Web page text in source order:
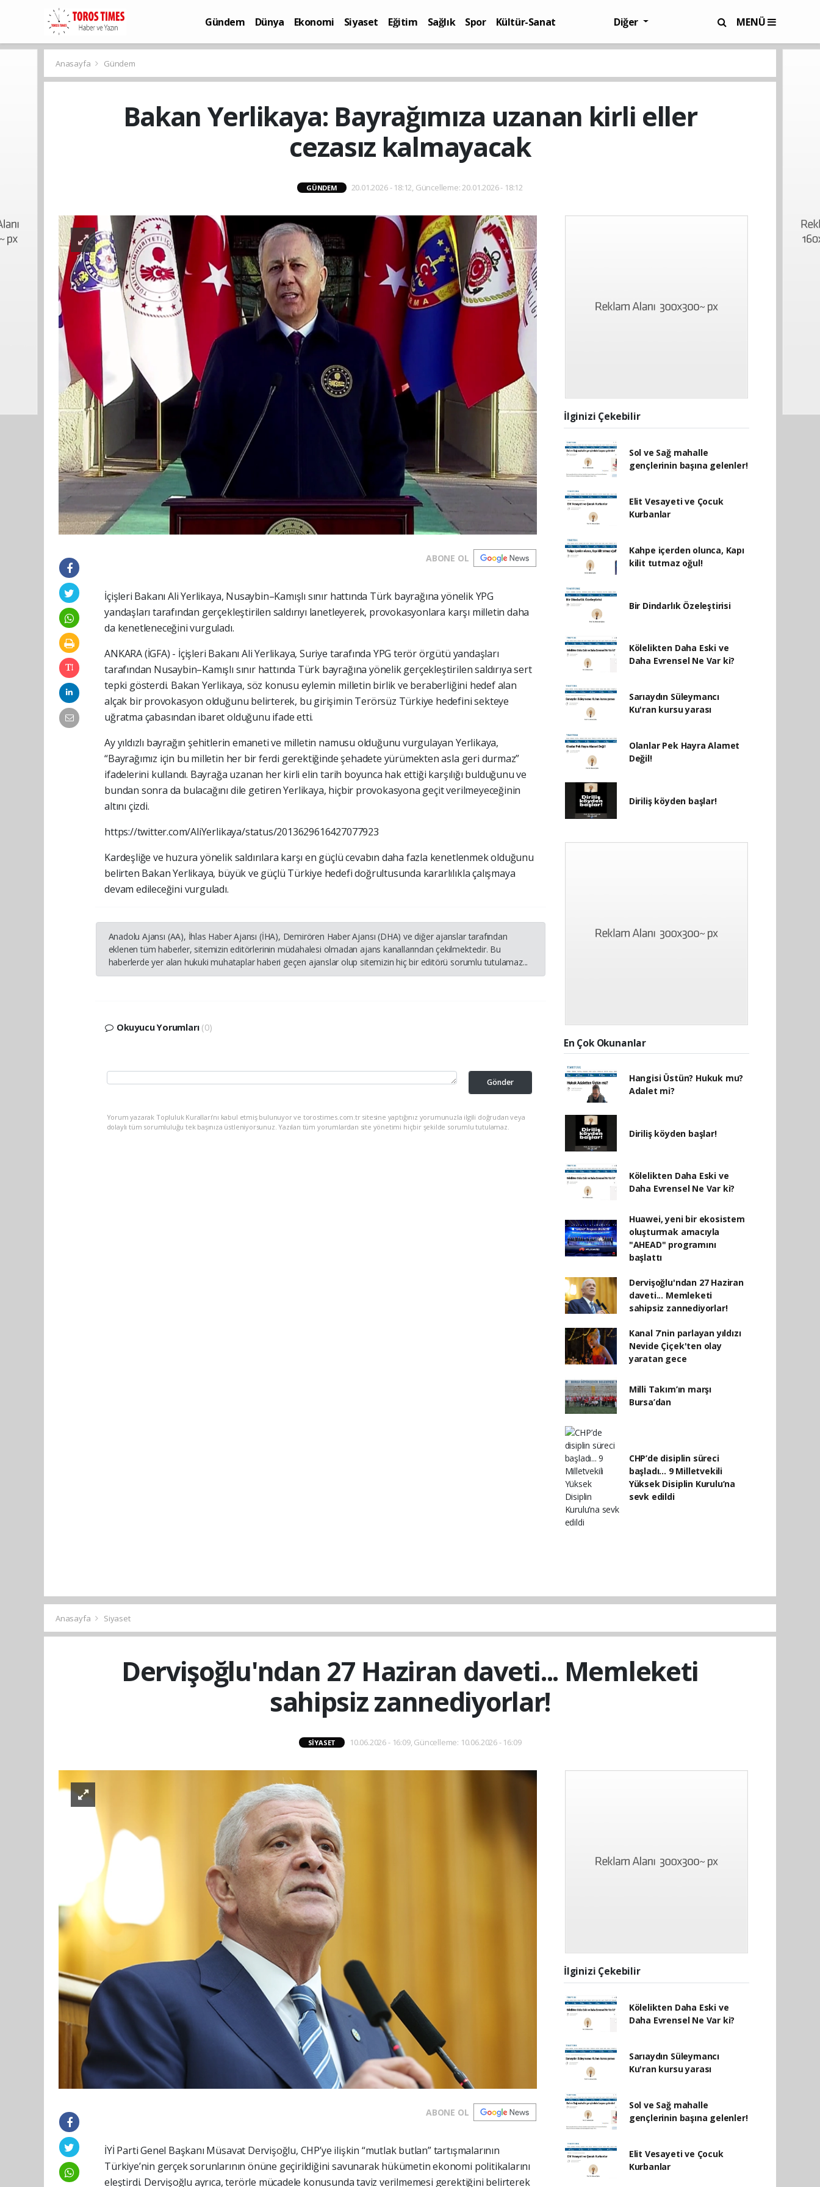
Gündem Dünya Ekonomi Siyaset Eğitim Sağlık Spor
Kültür-Sanat
Diğer MENÜ
Anasayfa Gündem
Bakan Yerlikaya: Bayrağımıza uzanan kirli eller
cezasız kalmayacak
GÜNDEM 20.01.2026 - 18:12, Güncelleme: 20.01.2026 - 18:12
ABONE OL
İçişleri Bakanı Ali Yerlikaya, Nusaybin–Kamışlı sınır hattında Türk bayrağına yönelik YPG
yandaşları tarafından gerçekleştirilen saldırıyı lanetleyerek, provokasyonlara karşı milletin daha
da kenetleneceğini vurguladı.
ANKARA (İGFA) - İçişleri Bakanı Ali Yerlikaya, Suriye tarafında YPG terör örgütü yandaşları
tarafından Nusaybin–Kamışlı sınır hattında Türk bayrağına yönelik gerçekleştirilen saldırıya sert
tepki gösterdi. Bakan Yerlikaya, söz konusu eylemin milletin birlik ve beraberliğini hedef alan
alçak bir provokasyon olduğunu belirterek, bu girişimin Terörsüz Türkiye hedefini sekteye
uğratma çabasından ibaret olduğunu ifade etti.
Ay yıldızlı bayrağın şehitlerin emaneti ve milletin namusu olduğunu vurgulayan Yerlikaya,
“Bayrağımız için bu milletin her bir ferdi gerektiğinde şehadete yürümekten asla geri durmaz”
ifadelerini kullandı. Bayrağa uzanan her kirli elin tarih boyunca hak ettiği karşılığı bulduğunu ve
bundan sonra da bulacağını dile getiren Yerlikaya, hiçbir provokasyona geçit verilmeyeceğinin
altını çizdi.
https://twitter.com/AliYerlikaya/status/2013629616427077923
Kardeşliğe ve huzura yönelik saldırılara karşı en güçlü cevabın daha fazla kenetlenmek olduğunu
belirten Bakan Yerlikaya, büyük ve güçlü Türkiye hedefi doğrultusunda kararlılıkla çalışmaya
devam edileceğini vurguladı.
Anadolu Ajansı (AA), İhlas Haber Ajansı (İHA), Demirören Haber Ajansı (DHA) ve diğer ajanslar tarafından
eklenen tüm haberler, sitemizin editörlerinin müdahalesi olmadan ajans kanallarından çekilmektedir. Bu
haberlerde yer alan hukuki muhataplar haberi geçen ajanslar olup sitemizin hiç bir editörü sorumlu tutulamaz...
Okuyucu Yorumları (0)
Gönder
Yorum yazarak Topluluk Kuralları’nı kabul etmiş bulunuyor ve torostimes.com.tr sitesine yaptığınız yorumunuzla ilgili doğrudan veya
dolaylı tüm sorumluluğu tek başınıza üstleniyorsunuz. Yazılan tüm yorumlardan site yönetimi hiçbir şekilde sorumlu tutulamaz.
İlginizi Çekebilir
Sol ve Sağ mahalle
gençlerinin başına gelenler!
Elit Vesayeti ve Çocuk
Kurbanlar
Kahpe içerden olunca, Kapı
kilit tutmaz oğul!
Bir Dindarlık Özeleştirisi
Kölelikten Daha Eski ve
Daha Evrensel Ne Var ki?
Sarıaydın Süleymancı
Ku'ran kursu yarası
Olanlar Pek Hayra Alamet
Değil!
Diriliş köyden başlar!
En Çok Okunanlar
Hangisi Üstün? Hukuk mu?
Adalet mi?
Diriliş köyden başlar!
Kölelikten Daha Eski ve
Daha Evrensel Ne Var ki?
Huawei, yeni bir ekosistem
oluşturmak amacıyla
"AHEAD" programını
başlattı
Dervişoğlu'ndan 27 Haziran
daveti... Memleketi
sahipsiz zannediyorlar!
Kanal 7’nin parlayan yıldızı
Nevide Çiçek'ten olay
yaratan gece
Milli Takım’ın marşı
Bursa’dan
CHP’de disiplin süreci
başladı... 9 Milletvekili
Yüksek Disiplin Kurulu’na
sevk edildi
Anasayfa Siyaset
Dervişoğlu'ndan 27 Haziran daveti... Memleketi
sahipsiz zannediyorlar!
SIYASET 10.06.2026 - 16:09, Güncelleme: 10.06.2026 - 16:09
ABONE OL
İYİ Parti Genel Başkanı Müsavat Dervişoğlu, CHP’ye ilişkin “mutlak butlan” tartışmalarının
Türkiye’nin gerçek sorunlarının önüne geçirildiğini savunarak hükümetin ekonomi politikalarını
eleştirdi. Dervişoğlu ayrıca, terörle mücadele konusunda taviz verilmemesi gerektiğini belirterek
İlginizi Çekebilir
Kölelikten Daha Eski ve
Daha Evrensel Ne Var ki?
Sarıaydın Süleymancı
Ku'ran kursu yarası
Sol ve Sağ mahalle
gençlerinin başına gelenler!
Elit Vesayeti ve Çocuk
Kurbanlar